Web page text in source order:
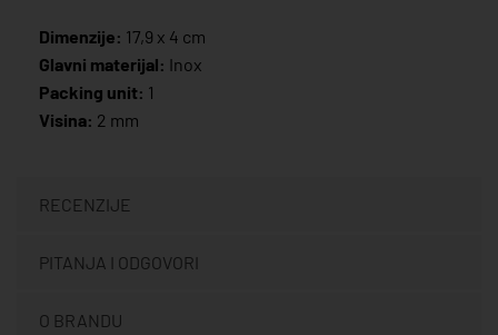
Dimenzije: 17,9 x 4 cm
Glavni materijal: Inox
Packing unit: 1
Visina: 2 mm
RECENZIJE
PITANJA I ODGOVORI
O BRANDU